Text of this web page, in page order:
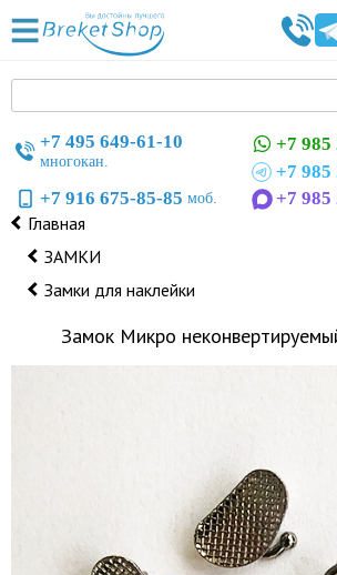
+7 495 649-61-10
многокан.
+7 916 675-85-85 моб.
+7 985
+7 985
+7 985
Главная
ЗАМКИ
Замки для наклейки
Замок Микро